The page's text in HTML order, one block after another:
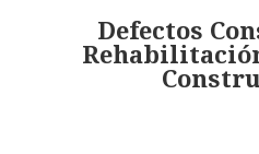
Defectos